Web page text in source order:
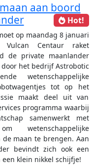
aan boord
Hot!
op maandag 8 januari
Vulcan Centaur raket
de private maanlander
het bedrijf Astrobotic
wetenschappelijke
tot op het
maakt deel uit van
programma waarbij
samenwerkt met
wetenschappelijke
maan te brengen. Aan
bevindt zich ook een
klein nikkel schijfje!